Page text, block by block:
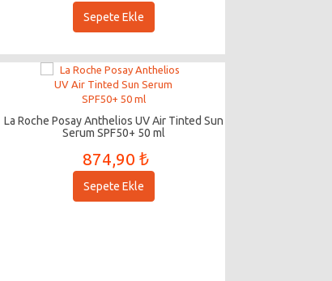
Sepete Ekle
La Roche Posay Anthelios UV Air Tinted Sun
Serum SPF50+ 50 ml
874,90 ₺
Sepete Ekle